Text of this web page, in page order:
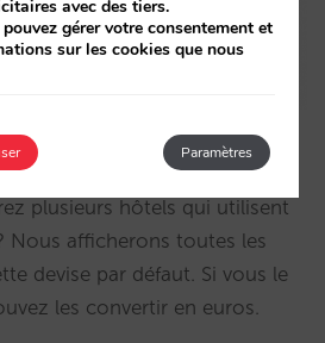
de la devise par
plusieurs hôtels qui utilisent
Nous afficherons toutes les
devise par défaut. Si vous le
les convertir en euros.
avec des tiers.
pouvez gérer votre consentement et
sur les cookies que nous
Paramètres